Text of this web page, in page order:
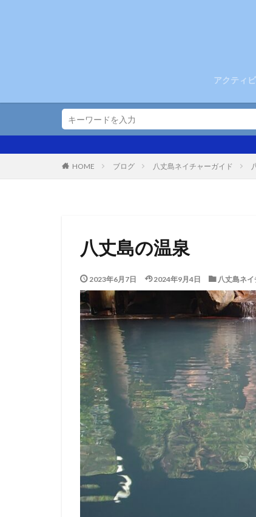
アクティ
HOME ブログ 八丈島ネイチャーガイド
八丈島の温泉
2023年6月7日 2024年9月4日 八丈島ネ